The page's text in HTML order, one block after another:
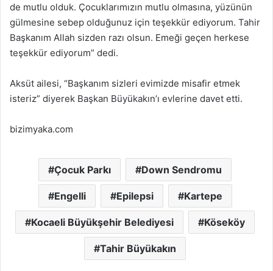
de mutlu olduk. Çocuklarımızın mutlu olmasına, yüzünün
gülmesine sebep olduğunuz için teşekkür ediyorum. Tahir
Başkanım Allah sizden razı olsun. Emeği geçen herkese
teşekkür ediyorum” dedi.
Aksüt ailesi, “Başkanım sizleri evimizde misafir etmek
isteriz” diyerek Başkan Büyükakın’ı evlerine davet etti.
bizimyaka.com
Çocuk Parkı Down Sendromu
Engelli Epilepsi Kartepe
Kocaeli Büyükşehir Belediyesi Köseköy
Tahir Büyükakın